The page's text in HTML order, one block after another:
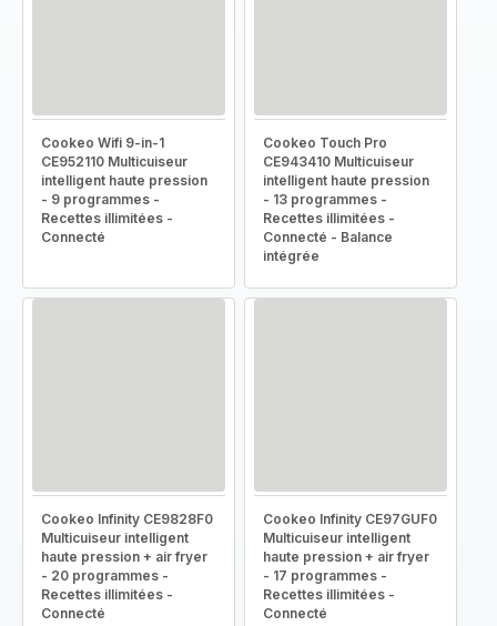
Cookeo Wifi 9-in-1
CE952110 Multicuiseur
intelligent haute pression
- 9 programmes -
Recettes illimitées -
Connecté
Cookeo Touch Pro
CE943410 Multicuiseur
intelligent haute pression
- 13 programmes -
Recettes illimitées -
Connecté - Balance
intégrée
Cookeo Infinity CE9828F0
Multicuiseur intelligent
haute pression + air fryer
- 20 programmes -
Recettes illimitées -
Connecté
Cookeo Infinity CE97GUF0
Multicuiseur intelligent
haute pression + air fryer
- 17 programmes -
Recettes illimitées -
Connecté